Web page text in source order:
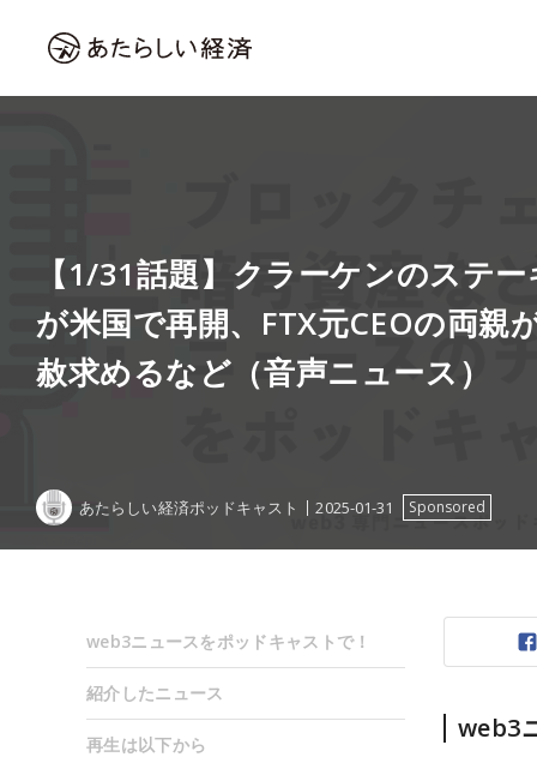
【1/31話題】クラーケンのステ
が米国で再開、FTX元CEOの両親
赦求めるなど（音声ニュース）
あたらしい経済ポッドキャスト 2025-01-31 Sponsored
web3
web3ニュースをポッドキャストで！
紹介したニュース
再生は以下から